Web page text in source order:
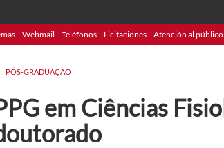
Webmail Teléfonos Licitaciones Atención al público
PÓS-GRADUAÇÃO
em Ciências